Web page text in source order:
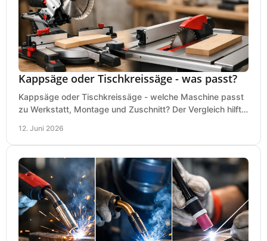
Kappsäge oder Tischkreissäge - was passt?
Kappsäge oder Tischkreissäge - welche Maschine passt
zu Werkstatt, Montage und Zuschnitt? Der Vergleich hilft
12. Juni 2026